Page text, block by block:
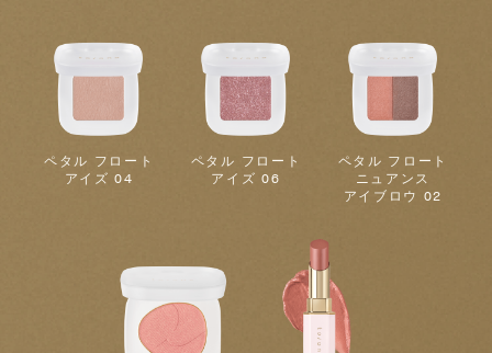
ペタル フロート
アイズ 04
ペタル フロート
アイズ 06
ペタル フロート
ニュアンス
アイブロウ 02